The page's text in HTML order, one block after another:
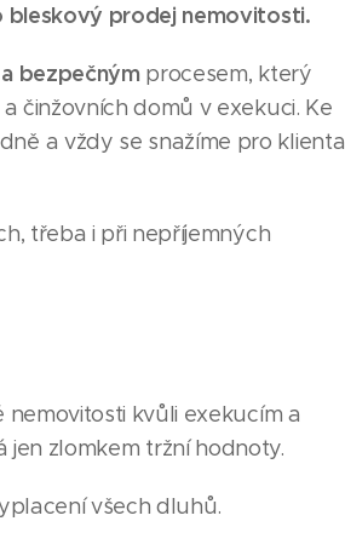
bleskový prodej nemovitosti.
bezpečným procesem, který
činžovních domů v exekuci. Ke
a vždy se snažíme pro klienta
třeba i při nepříjemných
kvůli exekucím a
zlomkem tržní hodnoty.
všech dluhů.